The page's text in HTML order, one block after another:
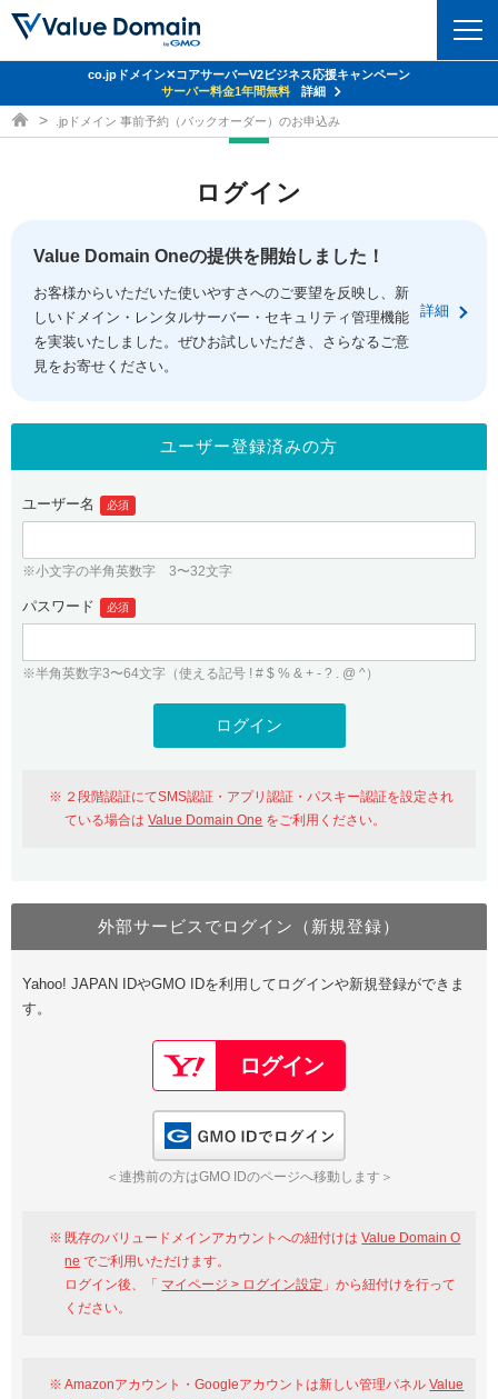
ドメイントップ
ドメイン移管
ドメイン価格一覧
ドメイン一括検索
.jpドメインオークション
gTLDオークション NEW!
.jpドメインバックオーダー
プレミアムドメイン
人気ドメインの種類
WHOIS検索
コアサーバー
バリューサーバー
XREA
セキュリティトップ
Value Domain ネットde診断
SSL証明書
サービストップ
お得意様割引
紹介制度
バリュードメインAPI
ドメイン・ホスティングOEM
facebook
ログイン
従来のバリュードメインをご利用希望の方
Value Domainにログイン
おすすめ One レンタルサーバーを含む最新の機能を使う方
Value Domain Oneにログイン
Google
GMO ID Amazon
※AmazonはValue Domain Oneのログイン画面へ遷移します
ユーザー登録
Value Domain Oneアカウント作成
以下でも登録可能
Google Yahoo!
GMO ID
co.jpドメイン✕コアサーバーV2ビジネス応援キャンペーン
サーバー料金1年間無料
詳細
ドメイン取得ならバリュードメイン
.jpドメイン 事前予約（バックオーダー）のお申込み
ログイン
Value Domain Oneの提供を開始しました！
お客様からいただいた使いやすさへのご要望を反映し、新
しいドメイン・レンタルサーバー・セキュリティ管理機能
を実装いたしました。ぜひお試しいただき、さらなるご意
見をお寄せください。
詳細
ユーザー登録済みの方
ユーザー名 必須
※小文字の半角英数字 3〜32文字
パスワード 必須
※半角英数字3〜64文字（使える記号 ! # $ % & + - ? . @ ^）
２段階認証にてSMS認証・アプリ認証・パスキー認証を設定され
ている場合はValue Domain One をご利用ください。
外部サービスでログイン（新規登録）
Yahoo! JAPAN IDやGMO IDを利用してログインや新規登録ができま
す。
＜連携前の方はGMO IDのページへ移動します＞
既存のバリュードメインアカウントへの紐付けはValue Domain O
ne でご利用いただけます。
ログイン後、「 マイページ > ログイン設定 」から紐付けを行って
ください。
Amazonアカウント・Googleアカウントは新しい管理パネルValue